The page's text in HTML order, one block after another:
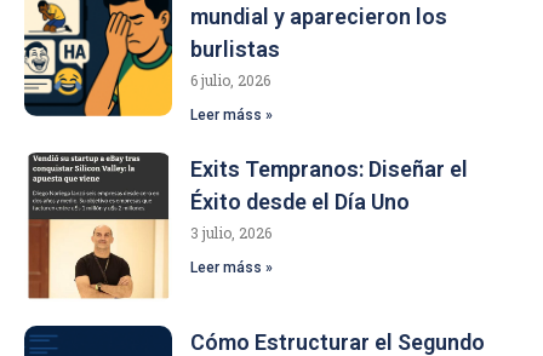
mundial y aparecieron los
burlistas
6 julio, 2026
Leer máss »
Exits Tempranos: Diseñar el
Éxito desde el Día Uno
3 julio, 2026
Leer máss »
Cómo Estructurar el Segundo